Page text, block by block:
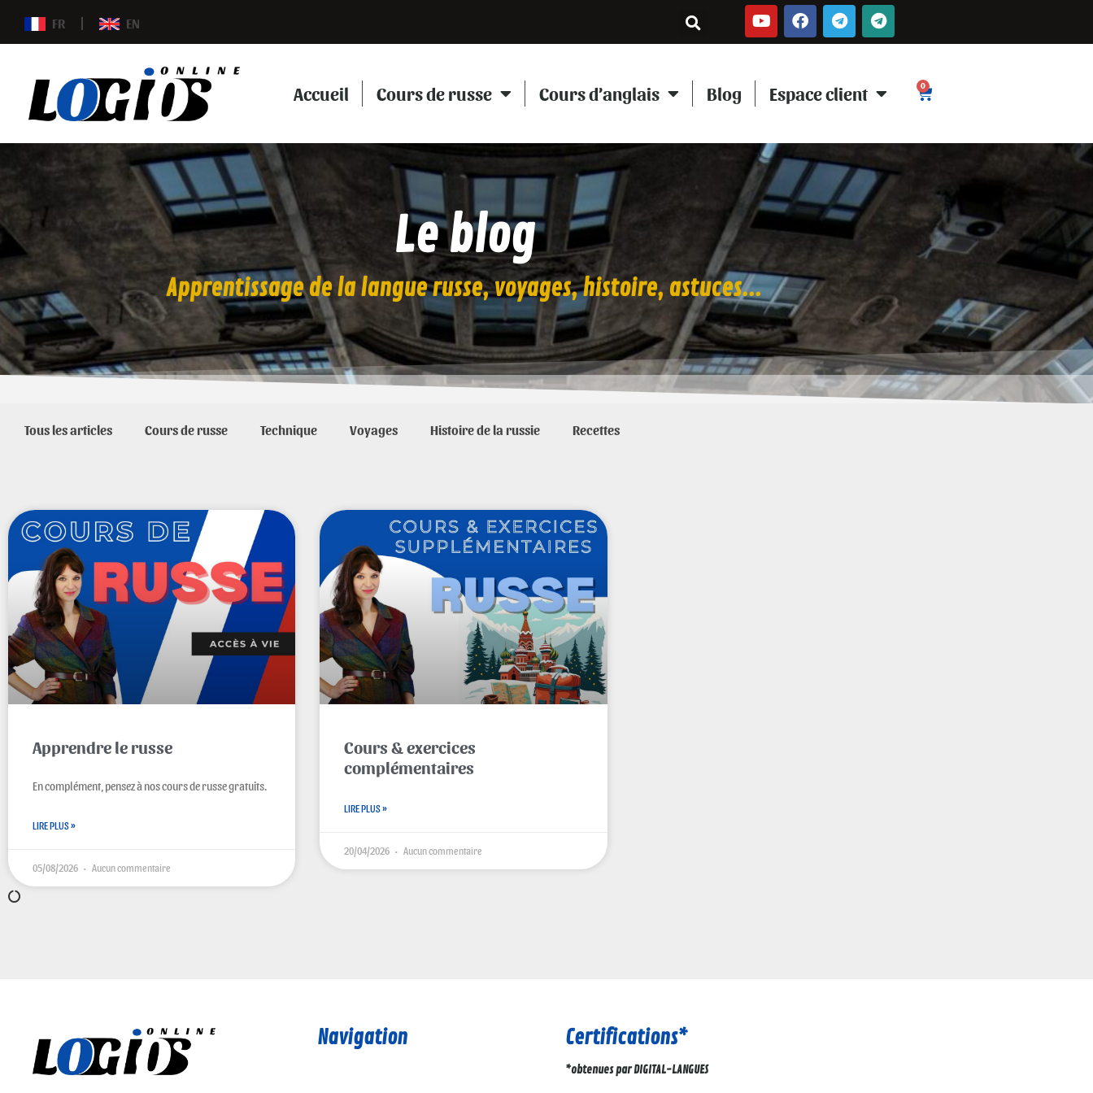
FR EN
Accueil Cours de russe Cours d’anglais Blog Espace client 0
Le blog
Apprentissage de la langue russe, voyages, histoire, astuces...
Tous les articles Cours de russe Technique Voyages Histoire de la russie Recettes
Apprendre le russe
En complément, pensez à nos cours de russe gratuits.
LIRE PLUS »
05/08/2026 Aucun commentaire
Cours & exercices
complémentaires
LIRE PLUS »
20/04/2026 Aucun commentaire
Navigation Certifications*
*obtenues par DIGITAL-LANGUES